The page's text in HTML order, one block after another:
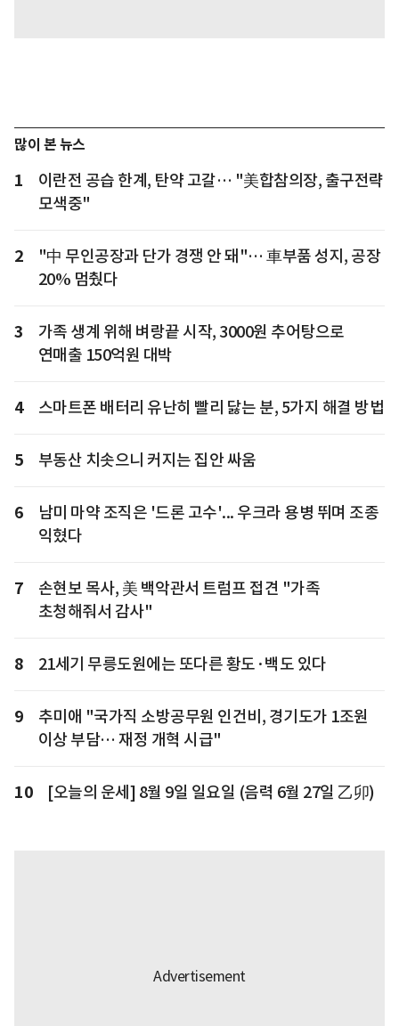
많이 본 뉴스
1
이란전 공습 한계, 탄약 고갈… "美합참의장, 출구전략
모색중"
2
"中 무인공장과 단가 경쟁 안 돼"… 車부품 성지, 공장
20% 멈췄다
3
가족 생계 위해 벼랑끝 시작, 3000원 추어탕으로
연매출 150억원 대박
4 스마트폰 배터리 유난히 빨리 닳는 분, 5가지 해결 방법
5 부동산 치솟으니 커지는 집안 싸움
6
남미 마약 조직은 '드론 고수'... 우크라 용병 뛰며 조종
익혔다
7
손현보 목사, 美 백악관서 트럼프 접견 "가족
초청해줘서 감사"
8 21세기 무릉도원에는 또다른 황도·백도 있다
9
추미애 "국가직 소방공무원 인건비, 경기도가 1조원
이상 부담… 재정 개혁 시급"
10 [오늘의 운세] 8월 9일 일요일 (음력 6월 27일 乙卯)